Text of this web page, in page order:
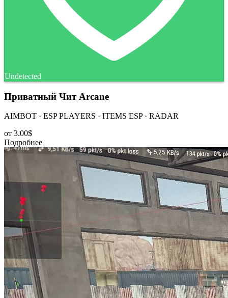
Undetected
Приватный Чит Arcane
AIMBOT · ESP PLAYERS · ITEMS ESP · RADAR
от 3.00$
Подробнее